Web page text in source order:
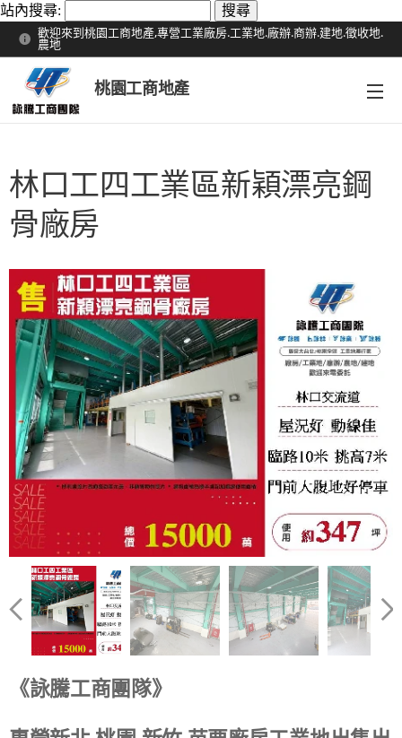
站內搜尋:
歡迎來到桃園工商地產,專營工業廠房.工業地.廠辦.商辦.建地.徵收地.
農地
桃園工商地產
林口工四工業區新穎漂亮鋼
骨廠房
《詠騰工商團隊》